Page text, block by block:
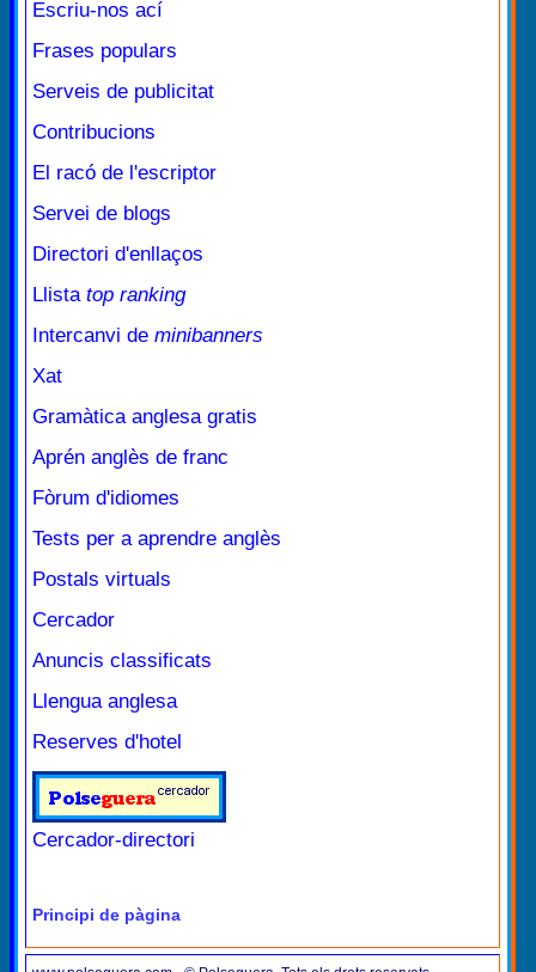
Escriu-nos ací
Frases populars
Serveis de publicitat
Contribucions
El racó de l'escriptor
Servei de blogs
Directori d'enllaços
Llista top ranking
Intercanvi de minibanners
Xat
Gramàtica anglesa gratis
Aprén anglès de franc
Fòrum d'idiomes
Tests per a aprendre anglès
Postals virtuals
Cercador
Anuncis classificats
Llengua anglesa
Reserves d'hotel
Cercador-directori
Principi de pàgina